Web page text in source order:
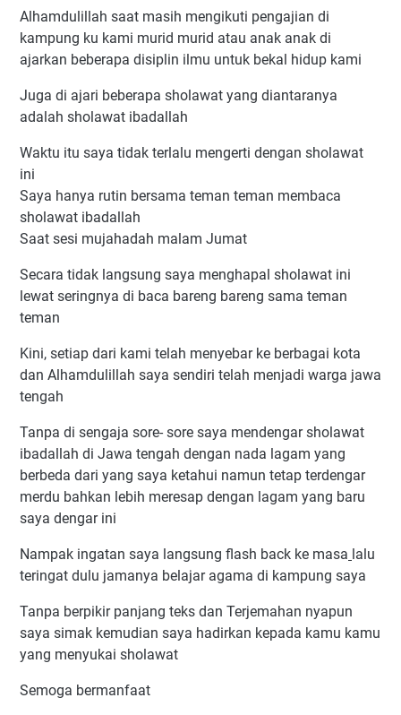
Alhamdulillah saat masih mengikuti pengajian di
kampung ku kami murid murid atau anak anak di
ajarkan beberapa disiplin ilmu untuk bekal hidup kami
Juga di ajari beberapa sholawat yang diantaranya
adalah sholawat ibadallah
Waktu itu saya tidak terlalu mengerti dengan sholawat
ini
Saya hanya rutin bersama teman teman membaca
sholawat ibadallah
Saat sesi mujahadah malam Jumat
Secara tidak langsung saya menghapal sholawat ini
lewat seringnya di baca bareng bareng sama teman
teman
Kini, setiap dari kami telah menyebar ke berbagai kota
dan Alhamdulillah saya sendiri telah menjadi warga jawa
tengah
Tanpa di sengaja sore- sore saya mendengar sholawat
ibadallah di Jawa tengah dengan nada lagam yang
berbeda dari yang saya ketahui namun tetap terdengar
merdu bahkan lebih meresap dengan lagam yang baru
saya dengar ini
Nampak ingatan saya langsung flash back ke masa lalu
teringat dulu jamanya belajar agama di kampung saya
Tanpa berpikir panjang teks dan Terjemahan nyapun
saya simak kemudian saya hadirkan kepada kamu kamu
yang menyukai sholawat
Semoga bermanfaat